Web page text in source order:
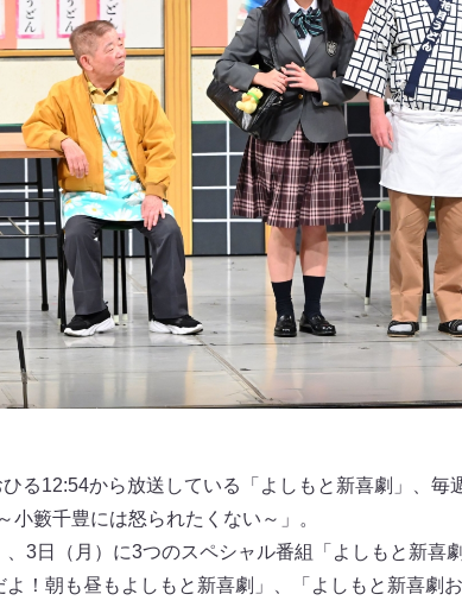
る12:54から放送している「よしもと新喜劇」、毎
籔千豊には怒られたくない～」。
3日（月）に3つのスペシャル番組「よしもと新喜
！朝も昼もよしもと新喜劇」、「よしもと新喜劇